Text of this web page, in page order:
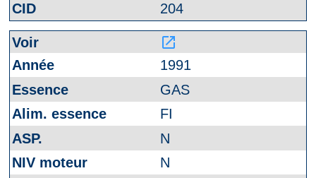
204
launch
1991
GAS
FI
N
N